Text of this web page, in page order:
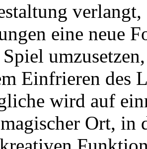
eine neue
Einfrieren des
wird auf
Ort, in